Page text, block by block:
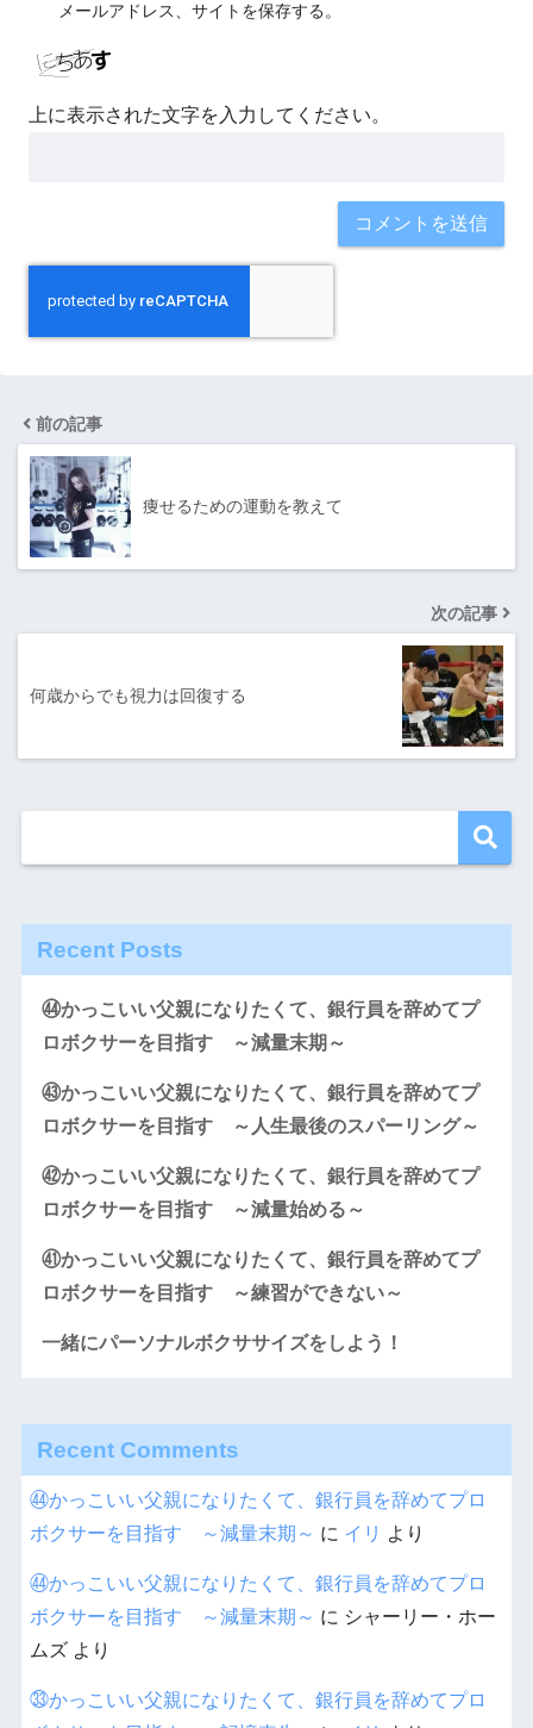
メールアドレス、サイトを保存する。
上に表示された文字を入力してください。
前の記事
痩せるための運動を教えて
次の記事
何歳からでも視力は回復する
Recent Posts
㊹かっこいい父親になりたくて、銀行員を辞めてプ
ロボクサーを目指す ～減量末期～
㊸かっこいい父親になりたくて、銀行員を辞めてプ
ロボクサーを目指す ～人生最後のスパーリング～
㊷かっこいい父親になりたくて、銀行員を辞めてプ
ロボクサーを目指す ～減量始める～
㊶かっこいい父親になりたくて、銀行員を辞めてプ
ロボクサーを目指す ～練習ができない～
一緒にパーソナルボクササイズをしよう！
Recent Comments
㊹かっこいい父親になりたくて、銀行員を辞めてプロ
ボクサーを目指す ～減量末期～ に イリ より
㊹かっこいい父親になりたくて、銀行員を辞めてプロ
ボクサーを目指す ～減量末期～ に シャーリー・ホー
ムズより
㉝かっこいい父親になりたくて、銀行員を辞めてプロ